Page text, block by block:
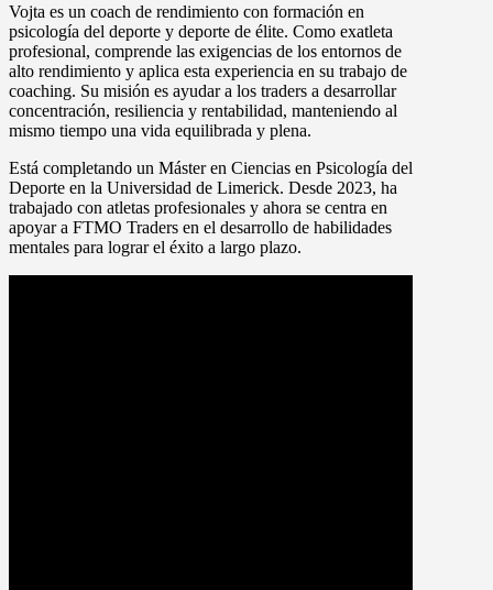
Vojta es un coach de rendimiento con formación en
psicología del deporte y deporte de élite. Como exatleta
profesional, comprende las exigencias de los entornos de
alto rendimiento y aplica esta experiencia en su trabajo de
coaching. Su misión es ayudar a los traders a desarrollar
concentración, resiliencia y rentabilidad, manteniendo al
mismo tiempo una vida equilibrada y plena.
Está completando un Máster en Ciencias en Psicología del
Deporte en la Universidad de Limerick. Desde 2023, ha
trabajado con atletas profesionales y ahora se centra en
apoyar a FTMO Traders en el desarrollo de habilidades
mentales para lograr el éxito a largo plazo.